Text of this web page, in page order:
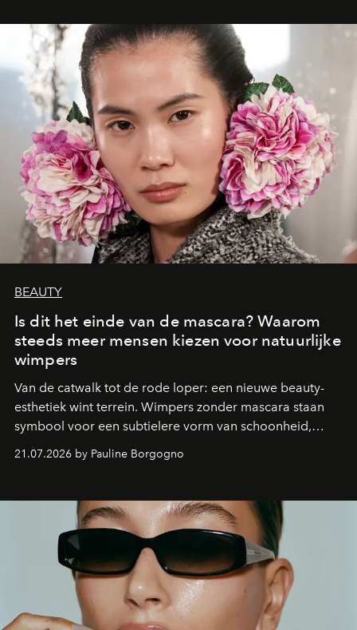
moment van verwondering.
BEAUTY
Is dit het einde van de mascara? Waarom
steeds meer mensen kiezen voor natuurlijke
wimpers
Van de catwalk tot de rode loper: een nieuwe beauty-
esthetiek wint terrein. Wimpers zonder mascara staan
symbool voor een subtielere vorm van schoonheid,
waarin zelfvertrouwen belangrijker is dan een overvloed
aan make-up.
21.07.2026 by Pauline Borgogno